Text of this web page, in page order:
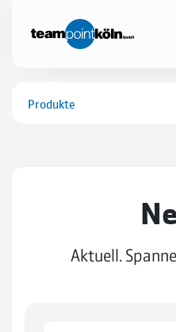
Produkte
Aktuell.